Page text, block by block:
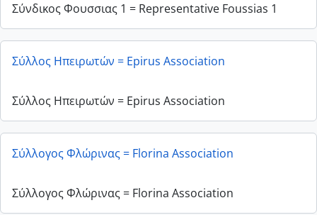
Σύνδικος Φουσσιας 1 = Representative Foussias 1
Σύλλος Ηπειρωτών = Epirus Association
Σύλλος Ηπειρωτών = Epirus Association
Σύλλογος Φλώρινας = Florina Association
Σύλλογος Φλώρινας = Florina Association